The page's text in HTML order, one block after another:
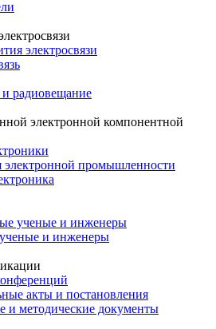
электросвязи
и радиовещание
электронной компонентной
электронной промышленности
ученые и инженеры
и инженеры
акты и постановления
и методические документы